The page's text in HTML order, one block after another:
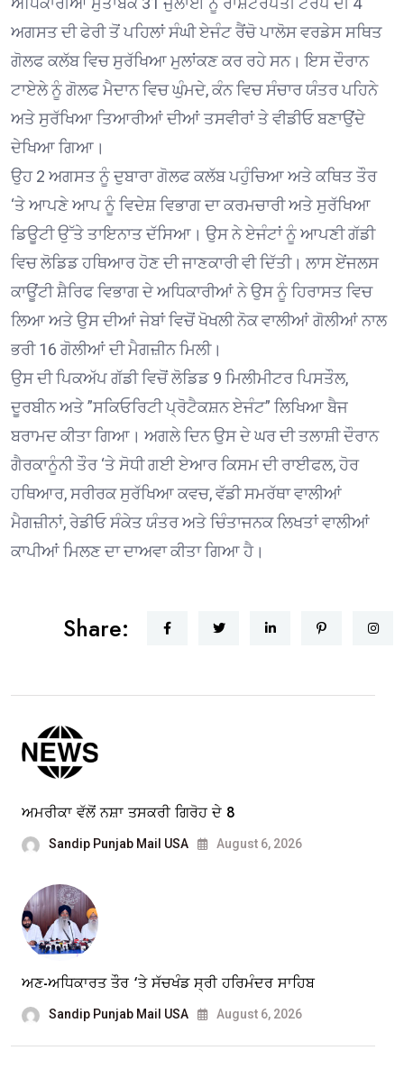
ਅਗਸਤ ਦੀ ਫੇਰੀ ਤੋਂ ਪਹਿਲਾਂ ਸੰਘੀ ਏਜੰਟ ਰੈਂਚੋ ਪਾਲੋਸ ਵਰਡੇਸ ਸਥਿਤ
ਗੋਲਫ ਕਲੱਬ ਵਿਚ ਸੁਰੱਖਿਆ ਮੁਲਾਂਕਣ ਕਰ ਰਹੇ ਸਨ। ਇਸ ਦੌਰਾਨ
ਟਾਏਲੇ ਨੂੰ ਗੋਲਫ ਮੈਦਾਨ ਵਿਚ ਘੁੰਮਦੇ, ਕੰਨ ਵਿਚ ਸੰਚਾਰ ਯੰਤਰ ਪਹਿਨੇ
ਅਤੇ ਸੁਰੱਖਿਆ ਤਿਆਰੀਆਂ ਦੀਆਂ ਤਸਵੀਰਾਂ ਤੇ ਵੀਡੀਓ ਬਣਾਉਂਦੇ
ਦੇਖਿਆ ਗਿਆ।
ਉਹ 2 ਅਗਸਤ ਨੂੰ ਦੁਬਾਰਾ ਗੋਲਫ ਕਲੱਬ ਪਹੁੰਚਿਆ ਅਤੇ ਕਥਿਤ ਤੌਰ
‘ਤੇ ਆਪਣੇ ਆਪ ਨੂੰ ਵਿਦੇਸ਼ ਵਿਭਾਗ ਦਾ ਕਰਮਚਾਰੀ ਅਤੇ ਸੁਰੱਖਿਆ
ਡਿਊਟੀ ਉੱਤੇ ਤਾਇਨਾਤ ਦੱਸਿਆ। ਉਸ ਨੇ ਏਜੰਟਾਂ ਨੂੰ ਆਪਣੀ ਗੱਡੀ
ਵਿਚ ਲੋਡਿਡ ਹਥਿਆਰ ਹੋਣ ਦੀ ਜਾਣਕਾਰੀ ਵੀ ਦਿੱਤੀ। ਲਾਸ ਏਂਜਲਸ
ਕਾਊਂਟੀ ਸ਼ੈਰਿਫ ਵਿਭਾਗ ਦੇ ਅਧਿਕਾਰੀਆਂ ਨੇ ਉਸ ਨੂੰ ਹਿਰਾਸਤ ਵਿਚ
ਲਿਆ ਅਤੇ ਉਸ ਦੀਆਂ ਜੇਬਾਂ ਵਿਚੋਂ ਖੋਖਲੀ ਨੋਕ ਵਾਲੀਆਂ ਗੋਲੀਆਂ ਨਾਲ
ਭਰੀ 16 ਗੋਲੀਆਂ ਦੀ ਮੈਗਜ਼ੀਨ ਮਿਲੀ।
ਉਸ ਦੀ ਪਿਕਅੱਪ ਗੱਡੀ ਵਿਚੋਂ ਲੋਡਿਡ 9 ਮਿਲੀਮੀਟਰ ਪਿਸਤੌਲ,
ਦੂਰਬੀਨ ਅਤੇ ”ਸਕਿਓਰਿਟੀ ਪ੍ਰੋਟੈਕਸ਼ਨ ਏਜੰਟ” ਲਿਖਿਆ ਬੈਜ
ਬਰਾਮਦ ਕੀਤਾ ਗਿਆ। ਅਗਲੇ ਦਿਨ ਉਸ ਦੇ ਘਰ ਦੀ ਤਲਾਸ਼ੀ ਦੌਰਾਨ
ਗੈਰਕਾਨੂੰਨੀ ਤੌਰ ‘ਤੇ ਸੋਧੀ ਗਈ ਏਆਰ ਕਿਸਮ ਦੀ ਰਾਈਫਲ, ਹੋਰ
ਹਥਿਆਰ, ਸਰੀਰਕ ਸੁਰੱਖਿਆ ਕਵਚ, ਵੱਡੀ ਸਮਰੱਥਾ ਵਾਲੀਆਂ
ਮੈਗਜ਼ੀਨਾਂ, ਰੇਡੀਓ ਸੰਕੇਤ ਯੰਤਰ ਅਤੇ ਚਿੰਤਾਜਨਕ ਲਿਖਤਾਂ ਵਾਲੀਆਂ
ਕਾਪੀਆਂ ਮਿਲਣ ਦਾ ਦਾਅਵਾ ਕੀਤਾ ਗਿਆ ਹੈ।
Share:
ਅਮਰੀਕਾ ਵੱਲੋਂ ਨਸ਼ਾ ਤਸਕਰੀ ਗਿਰੋਹ ਦੇ 8
Sandip Punjab Mail USA August 6, 2026
ਅਣ-ਅਧਿਕਾਰਤ ਤੌਰ ‘ਤੇ ਸੱਚਖੰਡ ਸ੍ਰੀ ਹਰਿਮੰਦਰ ਸਾਹਿਬ
Sandip Punjab Mail USA August 6, 2026